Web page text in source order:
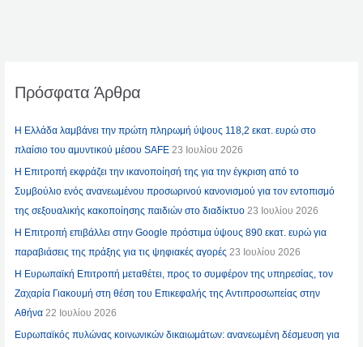
Πρόσφατα Άρθρα
Η Ελλάδα λαμβάνει την πρώτη πληρωμή ύψους 118,2 εκατ. ευρώ στο
πλαίσιο του αμυντικού μέσου SAFE 23 Ιουλίου 2026
Η Επιτροπή εκφράζει την ικανοποίησή της για την έγκριση από το
Συμβούλιο ενός ανανεωμένου προσωρινού κανονισμού για τον εντοπισμό
της σεξουαλικής κακοποίησης παιδιών στο διαδίκτυο 23 Ιουλίου 2026
Η Επιτροπή επιβάλλει στην Google πρόστιμα ύψους 890 εκατ. ευρώ για
παραβιάσεις της πράξης για τις ψηφιακές αγορές 23 Ιουλίου 2026
Η Ευρωπαϊκή Επιτροπή μεταθέτει, προς το συμφέρον της υπηρεσίας, τον
Ζαχαρία Γιακουμή στη θέση του Επικεφαλής της Αντιπροσωπείας στην
Αθήνα 22 Ιουλίου 2026
Ευρωπαϊκός πυλώνας κοινωνικών δικαιωμάτων: ανανεωμένη δέσμευση για